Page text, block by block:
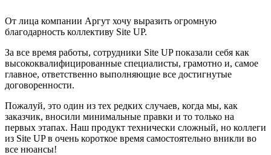
От лица компании Аргут хочу выразить огромную
благодарность коллективу Site UP.
За все время работы, сотрудники Site UP показали себя как
высококвалифицированные специалисты, грамотно и, самое
главное, ответственно выполняющие все достигнутые
договоренности.
Пожалуй, это один из тех редких случаев, когда мы, как
заказчик, вносили минимальные правки и то только на
первых этапах. Наш продукт технически сложный, но коллеги
из Site UP в очень короткое время самостоятельно вникли во
все нюансы!